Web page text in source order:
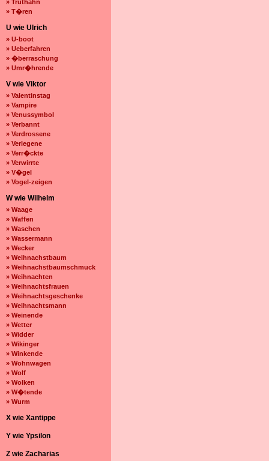
» Truthahn
» T�ren
U wie Ulrich
» U-boot
» Ueberfahren
» �berraschung
» Umr�hrende
V wie Viktor
» Valentinstag
» Vampire
» Venussymbol
» Verbannt
» Verdrossene
» Verlegene
» Verr�ckte
» Verwirrte
» V�gel
» Vogel-zeigen
W wie Wilhelm
» Waage
» Waffen
» Waschen
» Wassermann
» Wecker
» Weihnachstbaum
» Weihnachstbaumschmuck
» Weihnachten
» Weihnachtsfrauen
» Weihnachtsgeschenke
» Weihnachtsmann
» Weinende
» Wetter
» Widder
» Wikinger
» Winkende
» Wohnwagen
» Wolf
» Wolken
» W�tende
» Wurm
X wie Xantippe
Y wie Ypsilon
Z wie Zacharias